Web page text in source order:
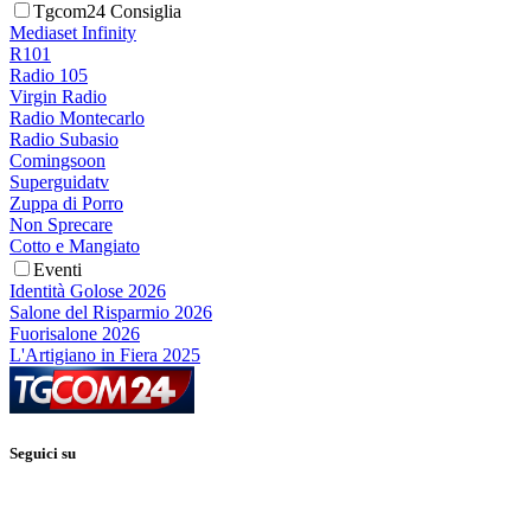
Tgcom24 Consiglia
Mediaset Infinity
R101
Radio 105
Virgin Radio
Radio Montecarlo
Radio Subasio
Comingsoon
Superguidatv
Zuppa di Porro
Non Sprecare
Cotto e Mangiato
Eventi
Identità Golose 2026
Salone del Risparmio 2026
Fuorisalone 2026
L'Artigiano in Fiera 2025
Seguici su